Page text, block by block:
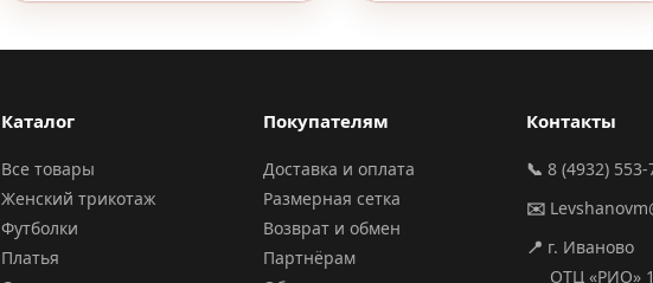
Каталог
Все товары
Женский трикотаж
Футболки
Платья
Покупателям
Доставка и оплата
Размерная сетка
Возврат и обмен
Партнёрам
Контакты
📞 8 (4932) 553-
✉️
📍 г. Иваново
ОТЦ «РИО»